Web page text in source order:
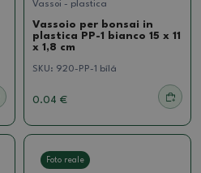
Vassoi - plastica
Vassoio per bonsai in
plastica PP-1 bianco 15 x 11
x 1,8 cm
SKU: 920-PP-1 bílá
0.04 €
Foto reale